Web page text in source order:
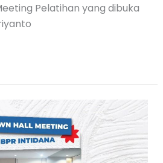
Pelatihan yang dibuka